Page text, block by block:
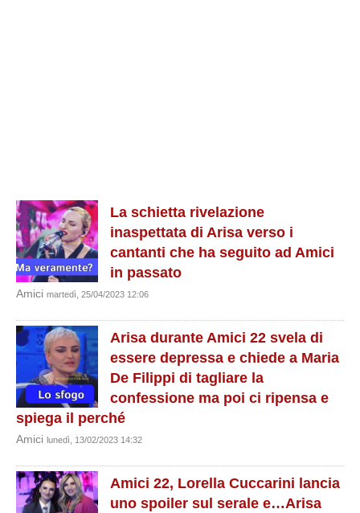
La schietta rivelazione
inaspettata di Arisa verso i
cantanti che ha seguito ad Amici
in passato
Amici martedì, 25/04/2023 12:06
Arisa durante Amici 22 svela di
essere depressa e chiede a Maria
De Filippi di tagliare la
confessione ma poi ci ripensa e
spiega il perché
Amici lunedì, 13/02/2023 14:32
Amici 22, Lorella Cuccarini lancia
uno spoiler sul serale e…Arisa